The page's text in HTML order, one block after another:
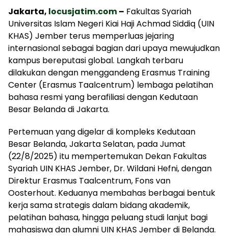
Jakarta, locusjatim.com– Fakultas Syariah
Universitas Islam Negeri Kiai Haji Achmad Siddiq (UIN
KHAS) Jember terus memperluas jejaring
internasional sebagai bagian dari upaya mewujudkan
kampus bereputasi global. Langkah terbaru
dilakukan dengan menggandeng Erasmus Training
Center (Erasmus Taalcentrum) lembaga pelatihan
bahasa resmi yang berafiliasi dengan Kedutaan
Besar Belanda di Jakarta.
Pertemuan yang digelar di kompleks Kedutaan
Besar Belanda, Jakarta Selatan, pada Jumat
(22/8/2025) itu mempertemukan Dekan Fakultas
Syariah UIN KHAS Jember, Dr. Wildani Hefni, dengan
Direktur Erasmus Taalcentrum, Fons van
Oosterhout. Keduanya membahas berbagai bentuk
kerja sama strategis dalam bidang akademik,
pelatihan bahasa, hingga peluang studi lanjut bagi
mahasiswa dan alumni UIN KHAS Jember di Belanda.